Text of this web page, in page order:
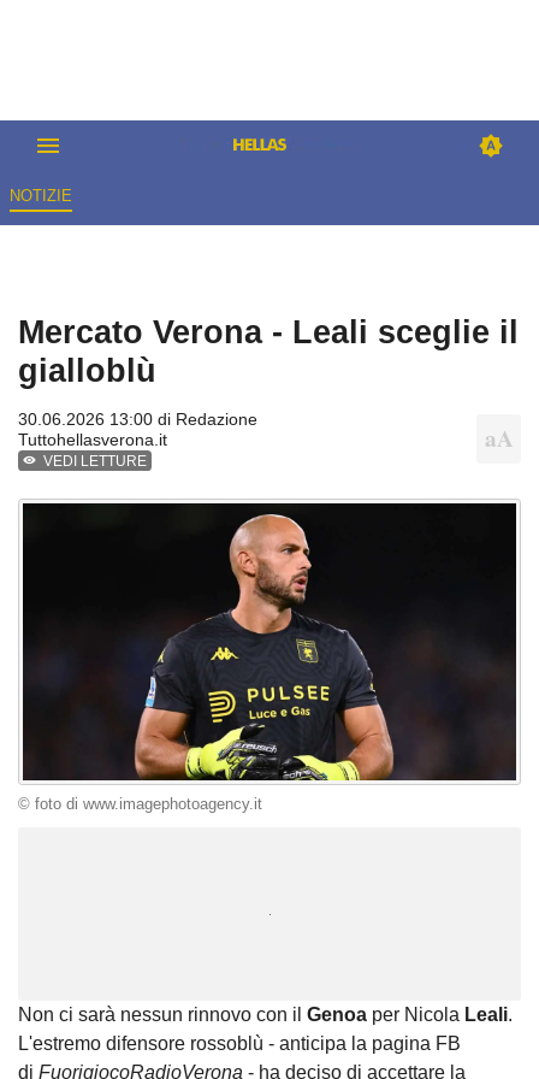
NOTIZIE
Mercato Verona - Leali sceglie il
gialloblù
30.06.2026 13:00 di Redazione
Tuttohellasverona.it
VEDI LETTURE
© foto di www.imagephotoagency.it
Non ci sarà nessun rinnovo con il Genoa per Nicola Leali.
L'estremo difensore rossoblù - anticipa la pagina FB
di FuorigiocoRadioVerona - ha deciso di accettare la